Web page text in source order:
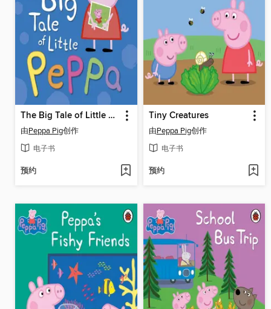
The Big Tale of Little Peppa
由Peppa Pig创作
电子书
预约
Tiny Creatures
由Peppa Pig创作
电子书
预约